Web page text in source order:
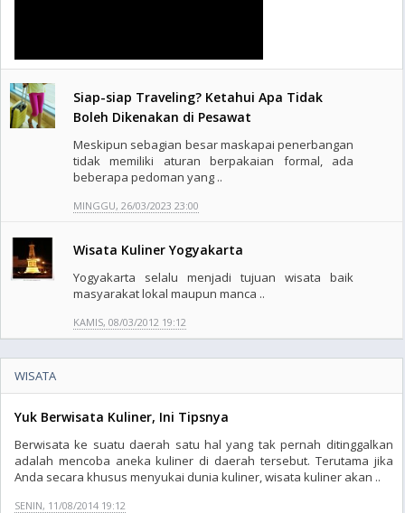
Siap-siap Traveling? Ketahui Apa Tidak
Boleh Dikenakan di Pesawat
Meskipun sebagian besar maskapai penerbangan
tidak memiliki aturan berpakaian formal, ada
beberapa pedoman yang ..
MINGGU, 26/03/2023 23:00
Wisata Kuliner Yogyakarta
Yogyakarta selalu menjadi tujuan wisata baik
masyarakat lokal maupun manca ..
KAMIS, 08/03/2012 19:12
WISATA
Yuk Berwisata Kuliner, Ini Tipsnya
Berwisata ke suatu daerah satu hal yang tak pernah ditinggalkan
adalah mencoba aneka kuliner di daerah tersebut. Terutama jika
Anda secara khusus menyukai dunia kuliner, wisata kuliner akan ..
SENIN, 11/08/2014 19:12